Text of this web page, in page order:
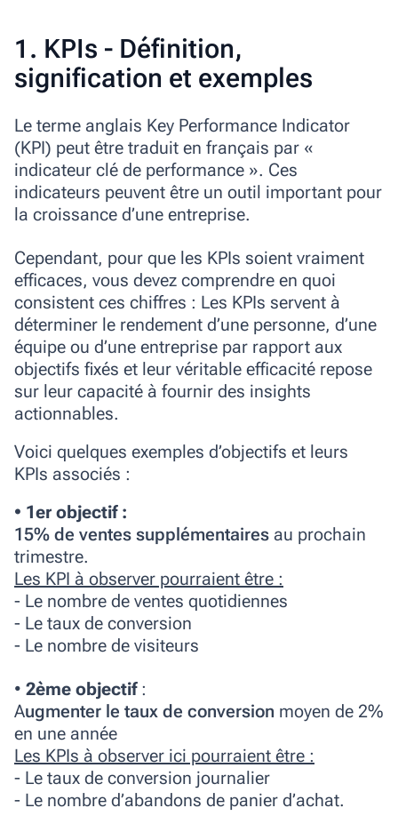
1. KPIs - Définition,
signification et exemples
Le terme anglais Key Performance Indicator
(KPI) peut être traduit en français par «
indicateur clé de performance ». Ces
indicateurs peuvent être un outil important pour
la croissance d’une entreprise.
Cependant, pour que les KPIs soient vraiment
efficaces, vous devez comprendre en quoi
consistent ces chiffres : Les KPIs servent à
déterminer le rendement d’une personne, d’une
équipe ou d’une entreprise par rapport aux
objectifs fixés et leur véritable efficacité repose
sur leur capacité à fournir des insights
actionnables.
Voici quelques exemples d’objectifs et leurs
KPIs associés :
• 1er objectif :
15% de ventes supplémentaires au prochain
trimestre.
Les KPI à observer pourraient être :
- Le nombre de ventes quotidiennes
- Le taux de conversion
- Le nombre de visiteurs
• 2ème objectif :
Augmenter le taux de conversion moyen de 2%
en une année
Les KPIs à observer ici pourraient être :
- Le taux de conversion journalier
- Le nombre d’abandons de panier d’achat.